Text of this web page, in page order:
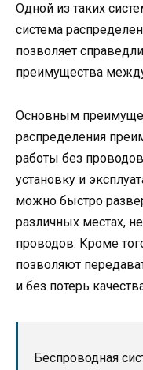
Одной из таких
система
позволяет
преимущества
Основным
распределения
работы без
установку и
можно быстро
различных местах,
проводов. Кроме
позволяют
и без потерь
Беспроводная